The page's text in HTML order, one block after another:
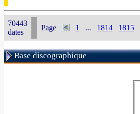
70443
dates
Page 1 ... 1814 1815
Base discographique